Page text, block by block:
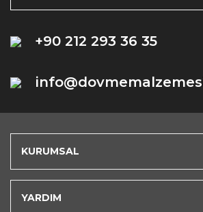
+90 212 293 36 35
KURUMSAL
YARDIM